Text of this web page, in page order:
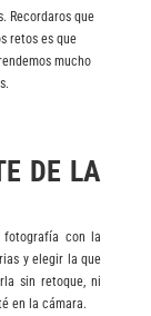
Recordaros que
retos es que
mucho
DE LA
fotografía con la
y elegir la que
sin retoque, ni
en la cámara.